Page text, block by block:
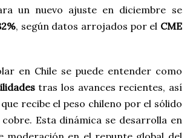
un nuevo ajuste en diciembre se
, según datos arrojados por el CME
en Chile se puede entender como
tras los avances recientes, así
recibe el peso chileno por el sólido
Esta dinámica se desarrolla en